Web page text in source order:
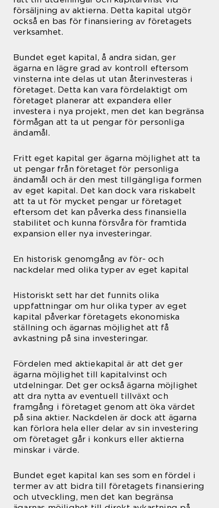
försäljning av aktierna. Detta kapital utgör
också en bas för finansiering av företagets
verksamhet.
Bundet eget kapital, å andra sidan, ger
ägarna en lägre grad av kontroll eftersom
vinsterna inte delas ut utan återinvesteras i
företaget. Detta kan vara fördelaktigt om
företaget planerar att expandera eller
investera i nya projekt, men det kan begränsa
förmågan att ta ut pengar för personliga
ändamål.
Fritt eget kapital ger ägarna möjlighet att ta
ut pengar från företaget för personliga
ändamål och är den mest tillgängliga formen
av eget kapital. Det kan dock vara riskabelt
att ta ut för mycket pengar ur företaget
eftersom det kan påverka dess finansiella
stabilitet och kunna försvåra för framtida
expansion eller nya investeringar.
En historisk genomgång av för- och
nackdelar med olika typer av eget kapital
Historiskt sett har det funnits olika
uppfattningar om hur olika typer av eget
kapital påverkar företagets ekonomiska
ställning och ägarnas möjlighet att få
avkastning på sina investeringar.
Fördelen med aktiekapital är att det ger
ägarna möjlighet till kapitalvinst och
utdelningar. Det ger också ägarna möjlighet
att dra nytta av eventuell tillväxt och
framgång i företaget genom att öka värdet
på sina aktier. Nackdelen är dock att ägarna
kan förlora hela eller delar av sin investering
om företaget går i konkurs eller aktierna
minskar i värde.
Bundet eget kapital kan ses som en fördel i
termer av att bidra till företagets finansiering
och utveckling, men det kan begränsa